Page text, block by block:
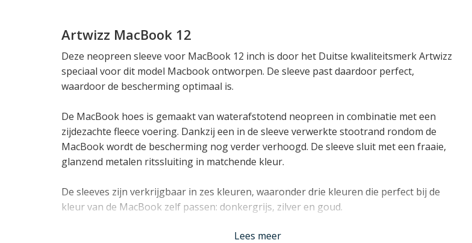
Artwizz MacBook 12
Deze neopreen sleeve voor MacBook 12 inch is door het Duitse kwaliteitsmerk Artwizz
speciaal voor dit model Macbook ontworpen. De sleeve past daardoor perfect,
waardoor de bescherming optimaal is.
De MacBook hoes is gemaakt van waterafstotend neopreen in combinatie met een
zijdezachte fleece voering. Dankzij een in de sleeve verwerkte stootrand rondom de
MacBook wordt de bescherming nog verder verhoogd. De sleeve sluit met een fraaie,
glanzend metalen ritssluiting in matchende kleur.
De sleeves zijn verkrijgbaar in zes kleuren, waaronder drie kleuren die perfect bij de
kleur van de MacBook zelf passen: donkergrijs, zilver en goud.
Lees minder
Lees meer